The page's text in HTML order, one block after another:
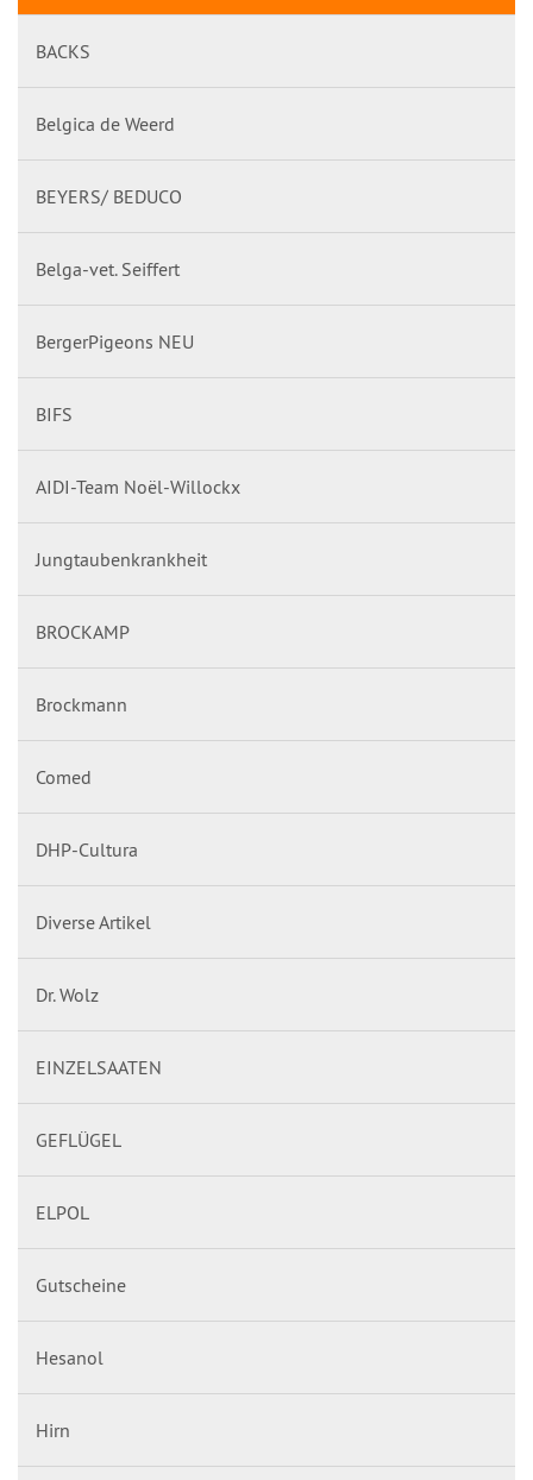
BACKS
Belgica de Weerd
BEYERS/ BEDUCO
Belga-vet. Seiffert
BergerPigeons NEU
BIFS
AIDI-Team Noël-Willockx
Jungtaubenkrankheit
BROCKAMP
Brockmann
Comed
DHP-Cultura
Diverse Artikel
Dr. Wolz
EINZELSAATEN
GEFLÜGEL
ELPOL
Gutscheine
Hesanol
Hirn